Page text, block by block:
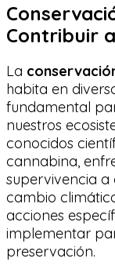
Contribuir
La
habita en
fundamental
nuestros
conocidos
cannabina,
supervivencia a
cambio
acciones
implementar
preservación.